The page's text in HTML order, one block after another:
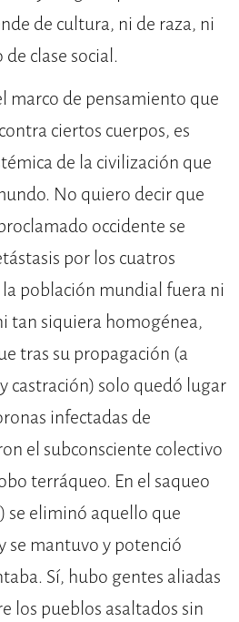
de cultura, ni de raza, ni
clase social.
marco de pensamiento que
ciertos cuerpos, es
de la civilización que
No quiero decir que
occidente se
por los cuatros
población mundial fuera ni
tan siquiera homogénea,
tras su propagación (a
castración) solo quedó lugar
infectadas de
el subconsciente colectivo
terráqueo. En el saqueo
se eliminó aquello que
se mantuvo y potenció
Sí, hubo gentes aliadas
los pueblos asaltados sin